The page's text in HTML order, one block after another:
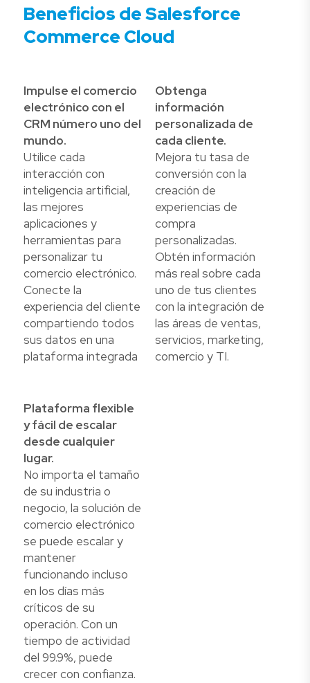
Beneficios de Salesforce
Commerce Cloud
Impulse el comercio
electrónico con el
CRM número uno del
mundo.
Utilice cada
interacción con
inteligencia artificial,
las mejores
aplicaciones y
herramientas para
personalizar tu
comercio electrónico.
Conecte la
experiencia del cliente
compartiendo todos
sus datos en una
plataforma integrada
Obtenga
información
personalizada de
cada cliente.
Mejora tu tasa de
conversión con la
creación de
experiencias de
compra
personalizadas.
Obtén información
más real sobre cada
uno de tus clientes
con la integración de
las áreas de ventas,
servicios, marketing,
comercio y TI.
Plataforma flexible
y fácil de escalar
desde cualquier
lugar.
No importa el tamaño
de su industria o
negocio, la solución de
comercio electrónico
se puede escalar y
mantener
funcionando incluso
en los días más
críticos de su
operación. Con un
tiempo de actividad
del 99.9%, puede
crecer con confianza.